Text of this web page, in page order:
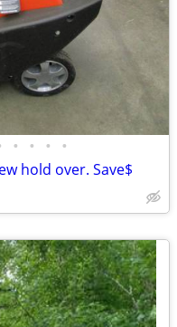
• • • •
hold over. Save$